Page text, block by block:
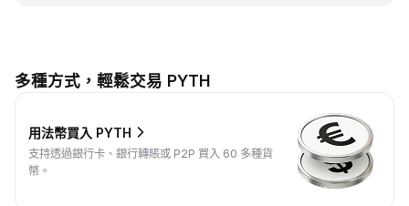
多種方式，輕鬆交易 PYTH
用法幣買入 PYTH
支持透過銀行卡、銀行轉賬或 P2P 買入 60 多種貨
幣。